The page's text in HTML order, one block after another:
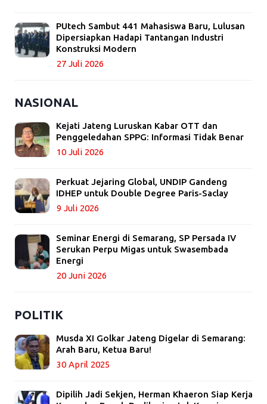
PUtech Sambut 441 Mahasiswa Baru, Lulusan
Dipersiapkan Hadapi Tantangan Industri
Konstruksi Modern
27 Juli 2026
NASIONAL
Kejati Jateng Luruskan Kabar OTT dan
Penggeledahan SPPG: Informasi Tidak Benar
10 Juli 2026
Perkuat Jejaring Global, UNDIP Gandeng
IDHEP untuk Double Degree Paris-Saclay
9 Juli 2026
Seminar Energi di Semarang, SP Persada IV
Serukan Perpu Migas untuk Swasembada
Energi
20 Juni 2026
POLITIK
Musda XI Golkar Jateng Digelar di Semarang:
Arah Baru, Ketua Baru!
30 April 2025
Dipilih Jadi Sekjen, Herman Khaeron Siap Kerja